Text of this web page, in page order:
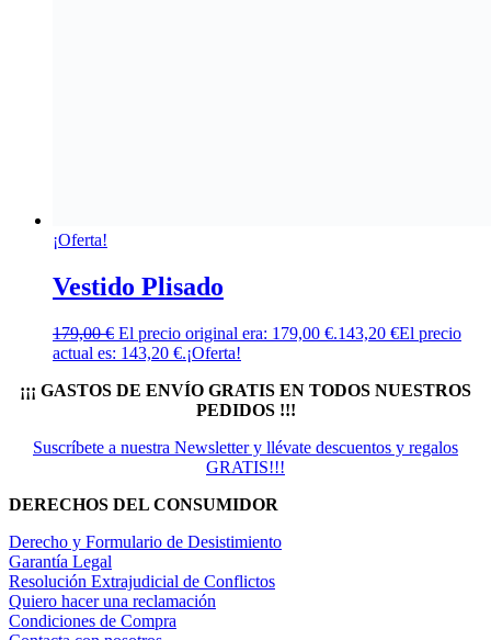
¡Oferta!
Vestido Plisado
179,00€ El precio original era: 179,00 €.143,20 €El precio
actual es: 143,20 €.¡Oferta!
¡¡¡ GASTOS DE ENVÍO GRATIS EN TODOS NUESTROS
PEDIDOS !!!
Suscríbete a nuestra Newsletter y llévate descuentos y regalos
GRATIS!!!
DERECHOS DEL CONSUMIDOR
Derecho y Formulario de Desistimiento
Garantía Legal
Resolución Extrajudicial de Conflictos
Quiero hacer una reclamación
Condiciones de Compra